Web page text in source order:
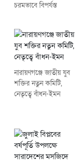
চরমভাবে বিপর্যস্ত
নারায়ণগঞ্জে জাতীয় যুব
শক্তির নতুন কমিটি,
নেতৃত্বে বাঁধন-ইমন